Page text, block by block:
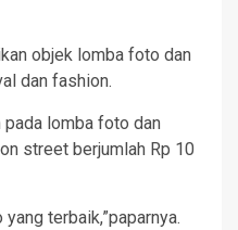
objek lomba foto dan
dan fashion.
lomba foto dan
street berjumlah Rp 10
terbaik,”paparnya.